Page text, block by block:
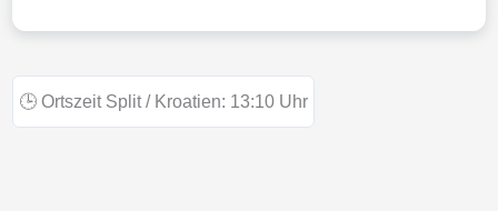
🕒 Ortszeit Split / Kroatien: 13:10 Uhr